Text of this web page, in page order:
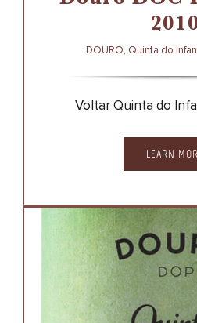
DOURO, Quinta do
Voltar Quinta do
LEARN
Quinta do
Douro DOC
2009